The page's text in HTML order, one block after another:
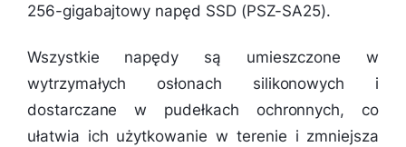
256-gigabajtowy napęd SSD (PSZ-SA25).
Wszystkie napędy są umieszczone w
wytrzymałych osłonach silikonowych i
dostarczane w pudełkach ochronnych, co
ułatwia ich użytkowanie w terenie i zmniejsza